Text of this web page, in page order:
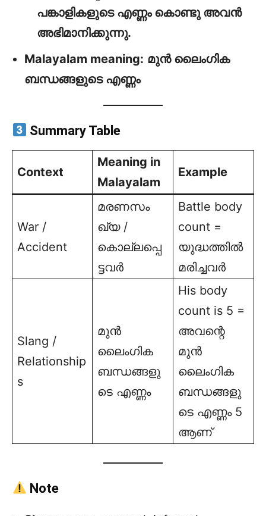
പങ്കാളികളുടെ എണ്ണം കൊണ്ടു അവൻ
അഭിമാനിക്കുന്നു.
Malayalam meaning: മുൻ ലൈംഗിക
ബന്ധങ്ങളുടെ എണ്ണം
Summary Table
Context
Meaning in
Malayalam
Example
War /
Accident
മരണസം
ഖ്യ /
കൊല്ലപ്പെ
ട്ടവർ
Battle body
count =
യുദ്ധത്തിൽ
മരിച്ചവർ
Slang /
Relationship
s
മുൻ
ലൈംഗിക
ബന്ധങ്ങളു
ടെ എണ്ണം
His body
count is 5 =
അവന്റെ
മുൻ
ലൈംഗിക
ബന്ധങ്ങളു
ടെ എണ്ണം 5
ആണ്
Note